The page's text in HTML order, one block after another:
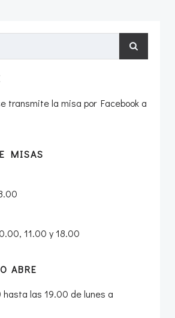
entradas
transmite la misa por Facebook a
MISAS
11.00 y 18.00
ABRE
las 19.00 de lunes a